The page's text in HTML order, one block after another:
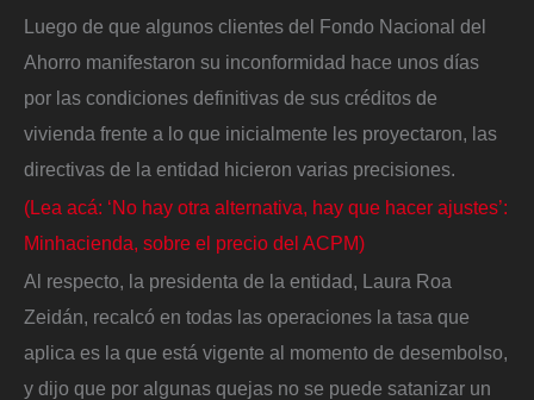
Luego de que algunos clientes del Fondo Nacional del
Ahorro manifestaron su inconformidad hace unos días
por las condiciones definitivas de sus créditos de
vivienda frente a lo que inicialmente les proyectaron, las
directivas de la entidad hicieron varias precisiones.
(Lea acá: ‘No hay otra alternativa, hay que hacer ajustes’:
Minhacienda, sobre el precio del ACPM)
Al respecto, la presidenta de la entidad, Laura Roa
Zeidán, recalcó en todas las operaciones la tasa que
aplica es la que está vigente al momento de desembolso,
y dijo que por algunas quejas no se puede satanizar un